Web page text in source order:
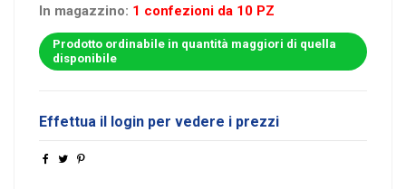
In magazzino: 1 confezioni da 10 PZ
Prodotto ordinabile in quantità maggiori di quella
disponibile
Effettua il login per vedere i prezzi